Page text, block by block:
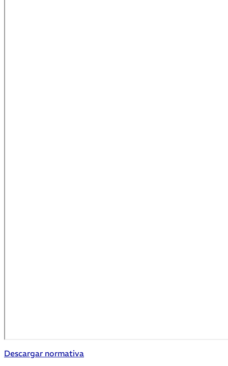
Descargar normativa